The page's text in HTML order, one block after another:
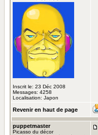
Inscrit le: 23 Déc 2008
Messages: 4258
Localisation: Japon
Revenir en haut de page
puppetmaster
Picasso du décor